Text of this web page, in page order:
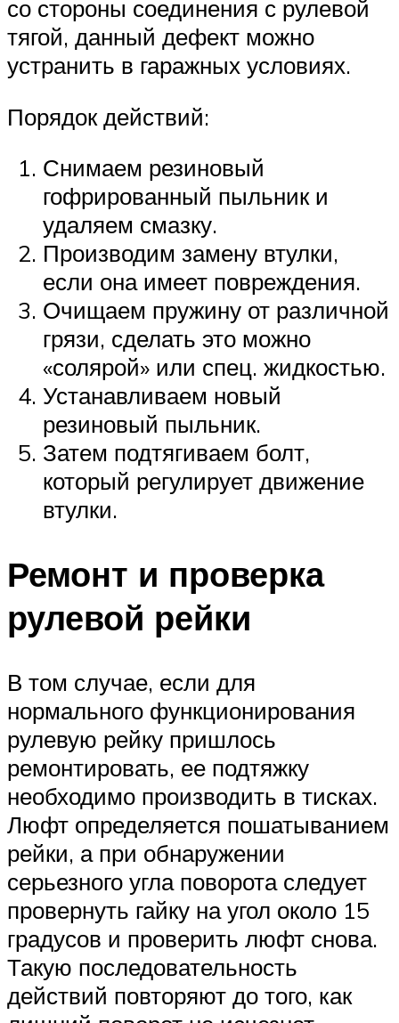
со стороны соединения с рулевой
тягой, данный дефект можно
устранить в гаражных условиях.
Порядок действий:
Снимаем резиновый
гофрированный пыльник и
удаляем смазку.
Производим замену втулки,
если она имеет повреждения.
Очищаем пружину от различной
грязи, сделать это можно
«солярой» или спец. жидкостью.
Устанавливаем новый
резиновый пыльник.
Затем подтягиваем болт,
который регулирует движение
втулки.
Ремонт и проверка
рулевой рейки
В том случае, если для
нормального функционирования
рулевую рейку пришлось
ремонтировать, ее подтяжку
необходимо производить в тисках.
Люфт определяется пошатыванием
рейки, а при обнаружении
серьезного угла поворота следует
провернуть гайку на угол около 15
градусов и проверить люфт снова.
Такую последовательность
действий повторяют до того, как